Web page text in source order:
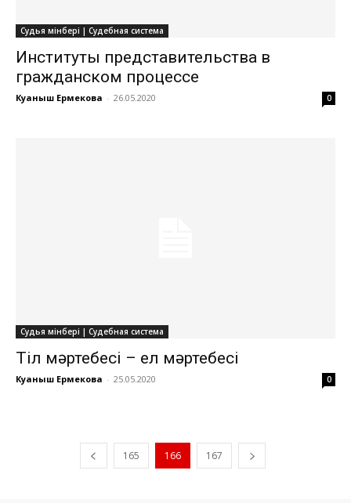
Судья мінбері | Судебная система
Институты представительства в
гражданском процессе
Куаныш Ермекова - 26.05.2020 0
Судья мінбері | Судебная система
Тіл мәртебесі – ел мәртебесі
Куаныш Ермекова - 25.05.2020 0
165 166 167